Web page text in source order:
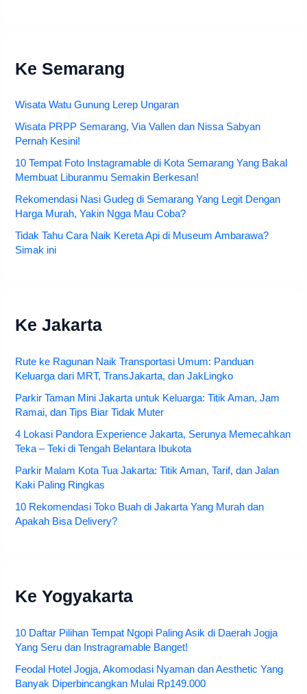
Ke Semarang
Wisata Watu Gunung Lerep Ungaran
Wisata PRPP Semarang, Via Vallen dan Nissa Sabyan
Pernah Kesini!
10 Tempat Foto Instagramable di Kota Semarang Yang Bakal
Membuat Liburanmu Semakin Berkesan!
Rekomendasi Nasi Gudeg di Semarang Yang Legit Dengan
Harga Murah, Yakin Ngga Mau Coba?
Tidak Tahu Cara Naik Kereta Api di Museum Ambarawa?
Simak ini
Ke Jakarta
Rute ke Ragunan Naik Transportasi Umum: Panduan
Keluarga dari MRT, TransJakarta, dan JakLingko
Parkir Taman Mini Jakarta untuk Keluarga: Titik Aman, Jam
Ramai, dan Tips Biar Tidak Muter
4 Lokasi Pandora Experience Jakarta, Serunya Memecahkan
Teka – Teki di Tengah Belantara Ibukota
Parkir Malam Kota Tua Jakarta: Titik Aman, Tarif, dan Jalan
Kaki Paling Ringkas
10 Rekomendasi Toko Buah di Jakarta Yang Murah dan
Apakah Bisa Delivery?
Ke Yogyakarta
10 Daftar Pilihan Tempat Ngopi Paling Asik di Daerah Jogja
Yang Seru dan Instragramable Banget!
Feodal Hotel Jogja, Akomodasi Nyaman dan Aesthetic Yang
Banyak Diperbincangkan Mulai Rp149.000